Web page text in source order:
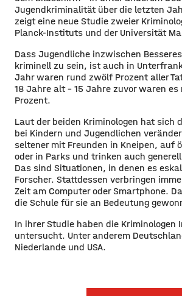
Jugendkriminalität über die letzten
zeigt eine neue Studie zweier
Planck-Instituts und der Universität
Dass Jugendliche inzwischen
kriminell zu sein, ist auch in
Jahr waren rund zwölf Prozent aller
18 Jahre alt – 15 Jahre zuvor waren es
Prozent.
Laut der beiden Kriminologen hat sich
bei Kindern und Jugendlichen
seltener mit Freunden in Kneipen, auf
oder in Parks und trinken auch
Das sind Situationen, in denen es
Forscher. Stattdessen verbringen
Zeit am Computer oder Smartphone.
die Schule für sie an Bedeutung
In ihrer Studie haben die Kriminologen
untersucht. Unter anderem
Niederlande und USA.